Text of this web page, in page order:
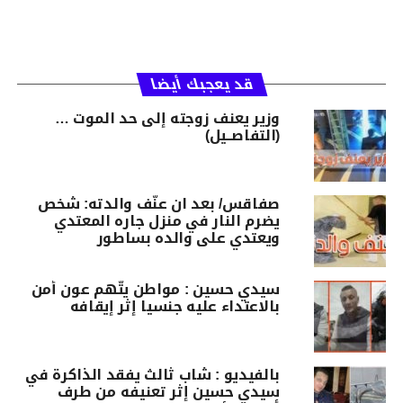
قد يعجبك أيضا
وزير يعنف زوجته إلى حد الموت …
(التفاصــيل)
صفاقس/ بعد ان عنّف والدته: شخص
يضرم النار في منزل جاره المعتدي
ويعتدي على والده بساطور
سيدي حسين : مواطن يتّهم عون أمن
بالاعتداء عليه جنسيا إثر إيقافه
بالفيديو : شاب ثالث يفقد الذاكرة في
سيدي حسين إثر تعنيفه من طرف